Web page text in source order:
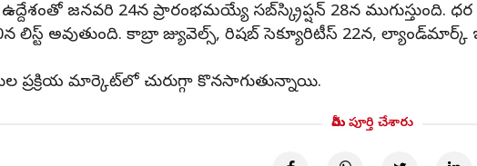
జనవరి 24న ప్రారంభమయ్యే సబ్‌స్క్రిప్షన్ 28న ముగుస్తుంది. ధర
లిస్ట్‌ అవుతుంది. కాబ్రా జ్యువెల్స్‌, రిషబ్ సెక్యూరిటీస్‌ 22న,
ప్రక్రియ మార్కెట్‌లో చురుగ్గా కొనసాగుతున్నాయి.
మీరు పూర్తి చేశారు